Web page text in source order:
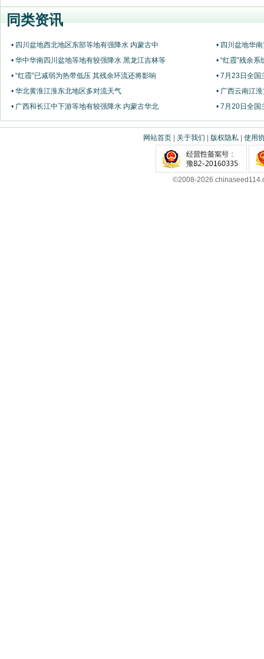
同类资讯
• 四川盆地西北地区东部等地有强降水 内蒙古中
• 四川盆地华
• 华中华南四川盆地等地有较强降水 黑龙江吉林等
• “红霞”残余
• “红霞”已减弱为热带低压 其残余环流还将影响
• 7月23日全国
• 华北黄淮江淮东北地区多对流天气
• 广西云南江
• 广西和长江中下游等地有较强降水 内蒙古华北
• 7月20日全国
网站首页 | 关于我们 | 版权隐私 |使用
©2008-2026